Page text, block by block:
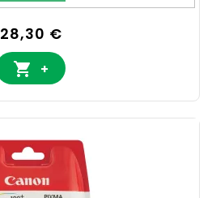
Prix
28,30 €
 +